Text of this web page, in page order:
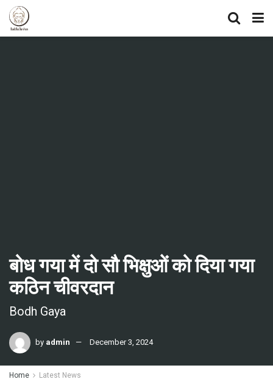
बोध गया में दो सौ भिक्षुओं को दिया गया
कठिन चीवरदान
Bodh Gaya
by admin December 3, 2024
Home Latest News